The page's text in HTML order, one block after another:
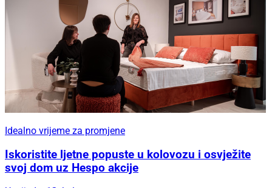
Idealno vrijeme za promjene
Iskoristite ljetne popuste u kolovozu i osvježite
svoj dom uz Hespo akcije